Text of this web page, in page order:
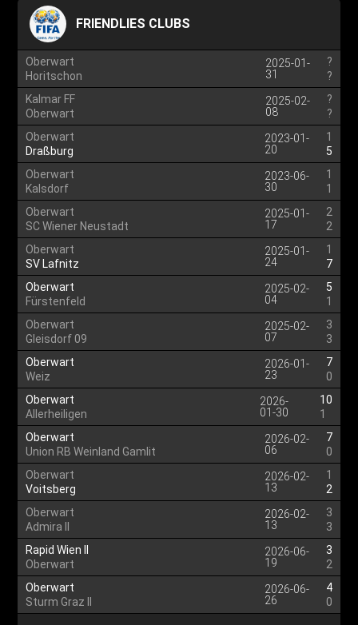
FRIENDLIES CLUBS
Oberwart
Horitschon
2025-01-
31
?
?
Kalmar FF
Oberwart
2025-02-
08
?
?
Oberwart
Draßburg
2023-01-
20
1
5
Oberwart
Kalsdorf
2023-06-
30
1
1
Oberwart
SC Wiener Neustadt
2025-01-
17
2
2
Oberwart
SV Lafnitz
2025-01-
24
1
7
Oberwart
Fürstenfeld
2025-02-
04
5
1
Oberwart
Gleisdorf 09
2025-02-
07
3
3
Oberwart
Weiz
2026-01-
23
7
0
Oberwart
Allerheiligen
2026-
01-30
10
1
Oberwart
Union RB Weinland Gamlit
2026-02-
06
7
0
Oberwart
Voitsberg
2026-02-
13
1
2
Oberwart
Admira II
2026-02-
13
3
3
Rapid Wien II
Oberwart
2026-06-
19
3
2
Oberwart
Sturm Graz II
2026-06-
26
4
0